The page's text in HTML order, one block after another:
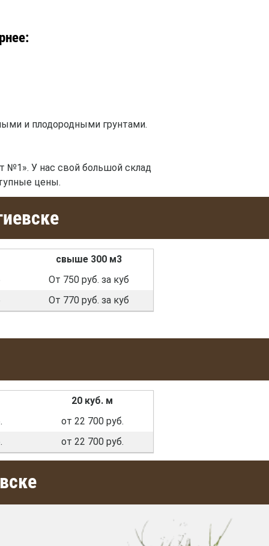
и плодородными грунтами.
У нас свой большой склад
цены.
свыше 300 м3
От 750 руб. за куб
От 770 руб. за куб
20 куб. м
от 22 700 руб.
от 22 700 руб.